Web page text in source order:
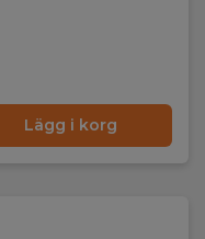
Lägg i korg